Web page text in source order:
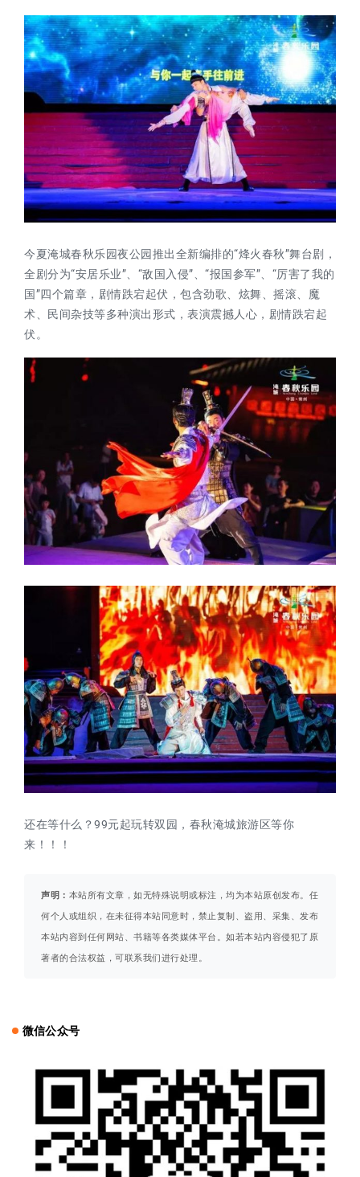
今夏淹城春秋乐园夜公园推出全新编排的“烽火春秋”舞台剧，
全剧分为“安居乐业”、“敌国入侵”、“报国参军”、“厉害了我的
国”四个篇章，剧情跌宕起伏，包含劲歌、炫舞、摇滚、魔
术、民间杂技等多种演出形式，表演震撼人心，剧情跌宕起
伏。
还在等什么？99元起玩转双园，春秋淹城旅游区等你
来！！！
声明： 本站所有文章，如无特殊说明或标注，均为本站原创发布。任
何个人或组织，在未征得本站同意时，禁止复制、盗用、采集、发布
本站内容到任何网站、书籍等各类媒体平台。如若本站内容侵犯了原
著者的合法权益，可联系我们进行处理。
微信公众号